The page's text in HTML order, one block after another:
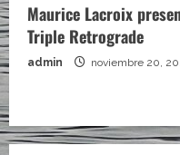
Maurice Lacroix
Triple Retrograde
admin noviembre 20,